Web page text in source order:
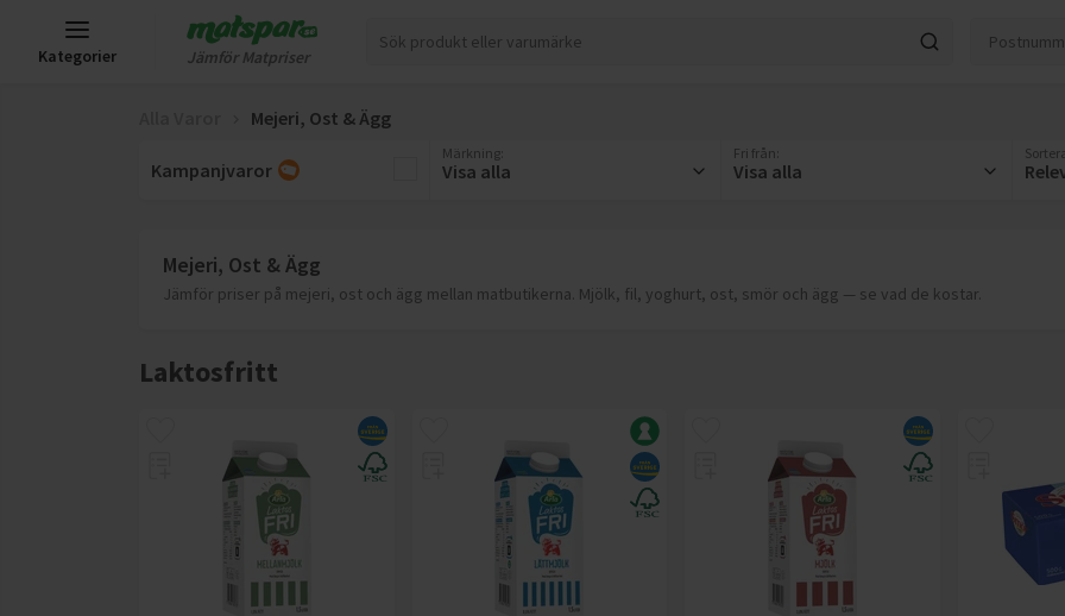
Kategorier Jämför Matpriser
Mejeri, Ost & Ägg
Kampanjvaror
Märkning
Visa alla
Fri från
Visa alla
Mejeri, Ost & Ägg
Jämför priser på mejeri, ost och ägg mellan matbutikerna. Mjölk, fil, yoghurt, ost, smör och ägg — se vad de kostar.
Laktosfritt